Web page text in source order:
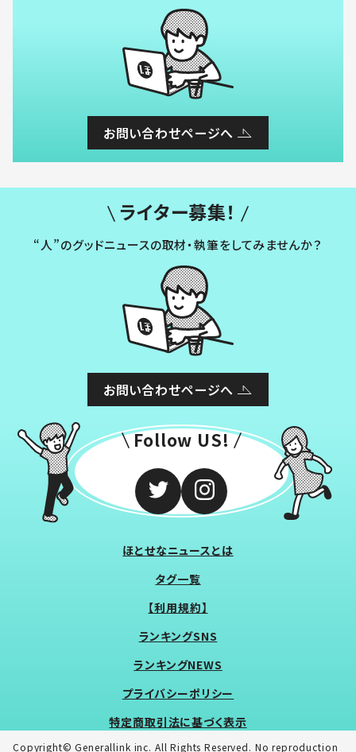
お問い合わせページへ
ライター募集！
“人”のグッドニュースの取材・執筆をしてみませんか？
お問い合わせページへ
Follow US!
ほとせなニュースとは
タグ一覧
【利用規約】
ランキングSNS
ランキングNEWS
プライバシーポリシー
特定商取引法に基づく表示
Copyright© Generallink inc. All Rights Reserved. No reproduction